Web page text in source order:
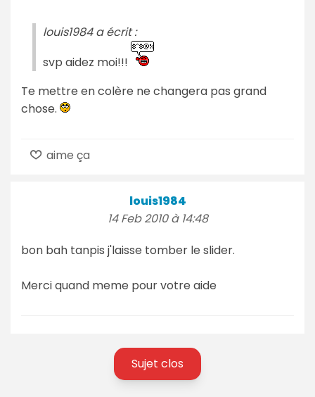
louis1984 a écrit :
svp aidez moi!!!
Te mettre en colère ne changera pas grand
chose.
aime ça
louis1984
14 Feb 2010 à 14:48
bon bah tanpis j'laisse tomber le slider.
Merci quand meme pour votre aide
Sujet clos